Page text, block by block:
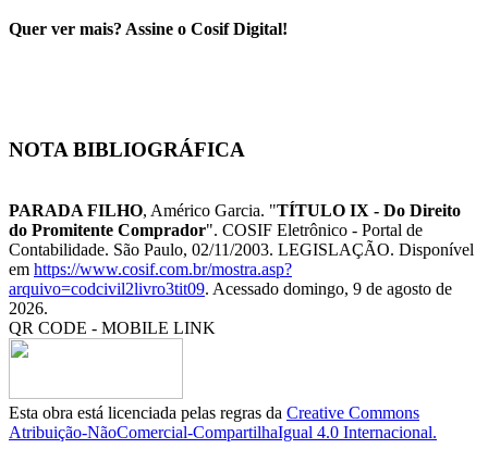
Quer ver mais? Assine o Cosif Digital!
NOTA BIBLIOGRÁFICA
PARADA FILHO, Américo Garcia. "TÍTULO IX - Do Direito
do Promitente Comprador". COSIF Eletrônico - Portal de
Contabilidade. São Paulo, 02/11/2003. LEGISLAÇÃO. Disponível
em https://www.cosif.com.br/mostra.asp?
arquivo=codcivil2livro3tit09. Acessado domingo, 9 de agosto de
2026.
QR CODE - MOBILE LINK
Esta obra está licenciada pelas regras da Creative Commons
Atribuição-NãoComercial-CompartilhaIgual 4.0 Internacional.